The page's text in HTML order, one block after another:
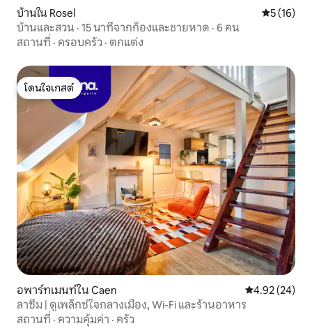
บ้านใน Rosel คะแนนเฉลี่
5 (16)
บ้านและสวน · 15 นาทีจากก็องและชายหาด · 6 คน
สถานที่ · ครอบครัว · ตกแต่ง
โดนใจเกสต์
โดนใจเกสต์
อพาร์ทเมนท์ใน Caen คะแนนเฉลี่ย
4.92 (24)
ลาซีม | ดูเพล็กซ์ใจกลางเมือง, Wi-Fi และร้านอาหาร
สถานที่ · ความคุ้มค่า · ครัว